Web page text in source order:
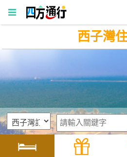
四
行
房
灣
西子灣